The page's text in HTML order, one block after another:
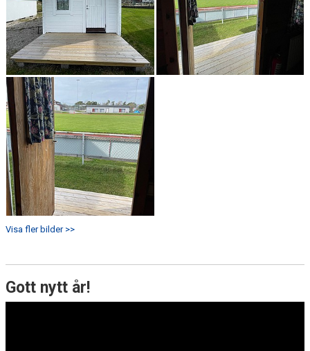
Visa fler bilder >>
Gott nytt år!